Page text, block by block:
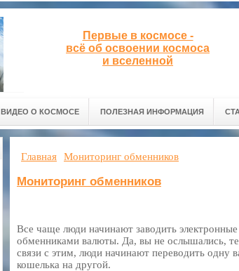
Первые в космосе -
всё об освоении космоса
и вселенной
ВИДЕО О КОСМОСЕ ПОЛЕЗНАЯ ИНФОРМАЦИЯ
Главная Мониторинг обменников
Мониторинг обменников
Все чаще люди начинают заводить
обменниками валюты. Да, вы не ослышались,
связи с этим, люди начинают переводить одну
кошелька на другой.